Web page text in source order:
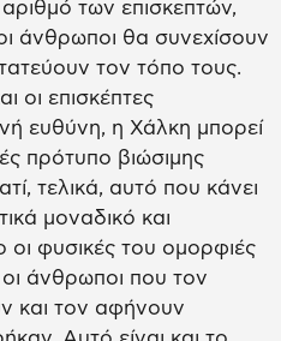
των επισκεπτών,
άνθρωποι θα συνεχίσουν
τον τόπο τους.
οι επισκέπτες
ευθύνη, η Χάλκη μπορεί
πρότυπο βιώσιμης
τελικά, αυτό που κάνει
μοναδικό και
οι φυσικές του ομορφιές
άνθρωποι που τον
και τον αφήνουν